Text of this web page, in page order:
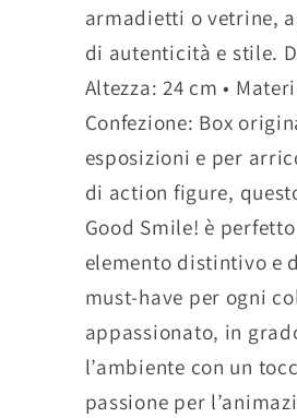
armadietti o vetrine,
di autenticità e stile.
Altezza: 24 cm •
Confezione: Box
esposizioni e per
di action figure,
Good Smile! è
elemento distintivo e
must-have per ogni
appassionato, in
l’ambiente con un
passione per